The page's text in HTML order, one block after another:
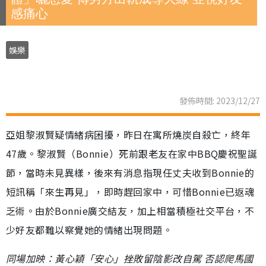
感痛心
娛樂
發佈時間: 2023/12/27
亞姐黎淑賢疑情緒病困擾，昨日在寓所燒炭自殺亡，終年
47歲。黎淑賢（Bonnie）死前跟老友在家中BBQ慶祝聖誕
節，當時未見異樣，後來有消息指現任丈夫收到Bonnie的
短訊稱「來生再見」，即時趕回家中，可惜Bonnie已返魂
乏術。由於Bonnie廣交結友，加上相當積極社交平台，不
少好友都難以察覺她的情緒出現問題。
同場加映：黃心穎「安心」挫敗留陰影改自駕 否認爬馬國